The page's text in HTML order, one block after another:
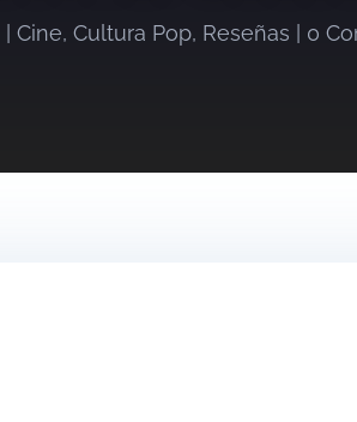
Cine, Cultura Pop, Reseñas 0